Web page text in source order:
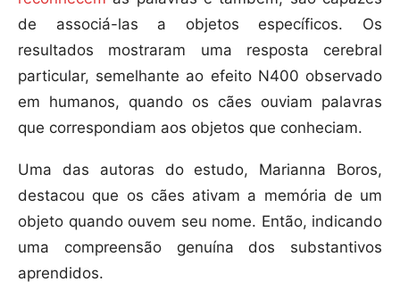
de associá-las a objetos específicos. Os
resultados mostraram uma resposta cerebral
particular, semelhante ao efeito N400 observado
em humanos, quando os cães ouviam palavras
que correspondiam aos objetos que conheciam.
Uma das autoras do estudo, Marianna Boros,
destacou que os cães ativam a memória de um
objeto quando ouvem seu nome. Então, indicando
uma compreensão genuína dos substantivos
aprendidos.